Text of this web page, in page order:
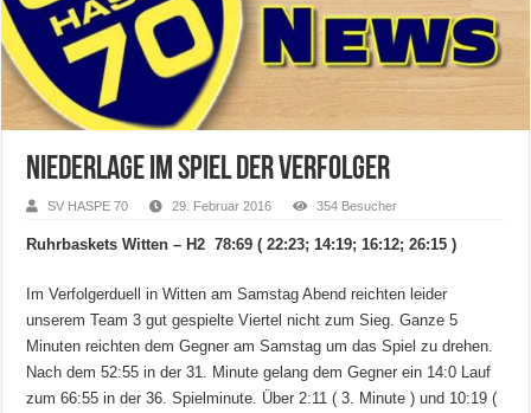
Niederlage im Spiel der Verfolger
SV HASPE 70 29. Februar 2016 354 Besucher
Ruhrbaskets Witten – H2 78:69 ( 22:23; 14:19; 16:12; 26:15 )
Im Verfolgerduell in Witten am Samstag Abend reichten leider
unserem Team 3 gut gespielte Viertel nicht zum Sieg. Ganze 5
Minuten reichten dem Gegner am Samstag um das Spiel zu drehen.
Nach dem 52:55 in der 31. Minute gelang dem Gegner ein 14:0 Lauf
zum 66:55 in der 36. Spielminute. Über 2:11 ( 3. Minute ) und 10:19 (